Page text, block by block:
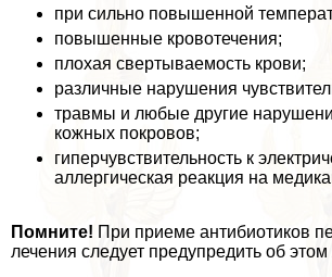
при сильно повышенной
повышенные кровотечения;
плохая свертываемость крови;
различные нарушения
травмы и любые другие
кожных покровов;
гиперчувствительность к
аллергическая реакция на
Помните! При приеме антибиотиков
лечения следует предупредить об